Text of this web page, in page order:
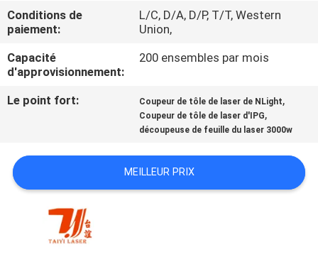
CONTACTER
NOUVELLES
SOLUTION
PLAN
DU
SITE
PRIVACY
Conditions de
paiement:
L/C, D/A, D/P, T/T, Western
Union,
Capacité
d'approvisionnement:
200 ensembles par mois
Le point fort: Coupeur de tôle de laser de NLight,
Coupeur de tôle de laser d'IPG,
découpeuse de feuille du laser 3000w
MEILLEUR PRIX